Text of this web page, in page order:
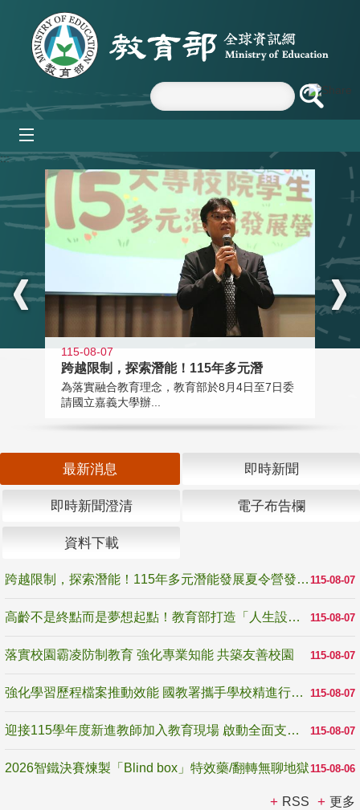
跳到主要內容區塊
:::
115-08-07
跨越限制，探索潛能！115年多元潛
為落實融合教育理念，教育部於8月4日至7日委
請國立嘉義大學辦...
最新消息 即時新聞
即時新聞澄清 電子布告欄
資料下載
115-08-07
跨越限制，探索潛能！115年多元潛能發展夏令營發掘生命無限可能
115-08-07
高齡不是終點而是夢想起點！教育部打造「人生設計夢工場」 參展第3屆高齡健康產業博覽會
115-08-07
落實校園霸凌防制教育 強化專業知能 共築友善校園
115-08-07
強化學習歷程檔案推動效能 國教署攜手學校精進行政與教學支持
115-08-07
迎接115學年度新進教師加入教育現場 啟動全面支持陪伴
115-08-06
2026智鐵決賽煉製「Blind box」特效藥/翻轉無聊地獄
RSS 更多